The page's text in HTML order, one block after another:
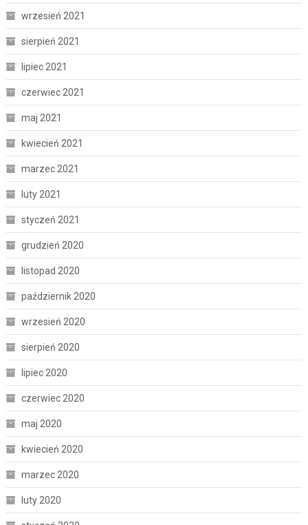
wrzesień 2021
sierpień 2021
lipiec 2021
czerwiec 2021
maj 2021
kwiecień 2021
marzec 2021
luty 2021
styczeń 2021
grudzień 2020
listopad 2020
październik 2020
wrzesień 2020
sierpień 2020
lipiec 2020
czerwiec 2020
maj 2020
kwiecień 2020
marzec 2020
luty 2020